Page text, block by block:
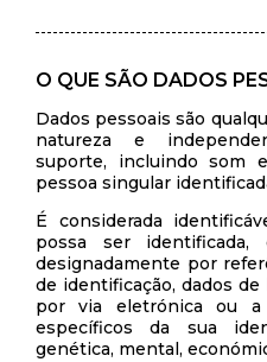
O QUE SÃO DADOS
Dados pessoais são
natureza e
suporte, incluindo som
pessoa singular
É considerada
possa ser identificada,
designadamente por
de identificação, dados
por via eletrónica ou
específicos da sua
genética, mental,